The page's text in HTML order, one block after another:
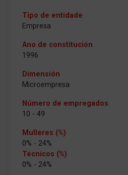
Tipo de entidade
Empresa
Ano de constitución
1996
Dimensión
Microempresa
Número de empregados
10 - 49
Mulleres (%)
0% - 24%
Técnicos (%)
0% - 24%